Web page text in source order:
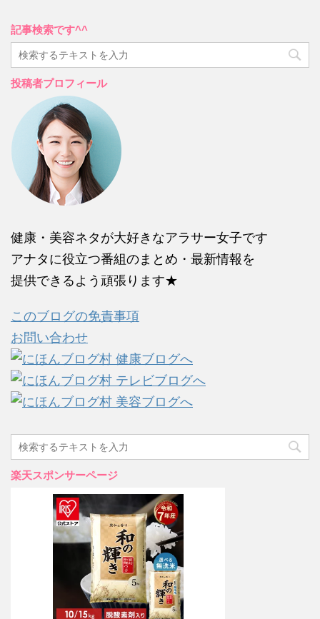
記事検索です^^
投稿者プロフィール
健康・美容ネタが大好きなアラサー女子です
アナタに役立つ番組のまとめ・最新情報を
提供できるよう頑張ります★
このブログの免責事項
お問い合わせ
楽天スポンサーページ